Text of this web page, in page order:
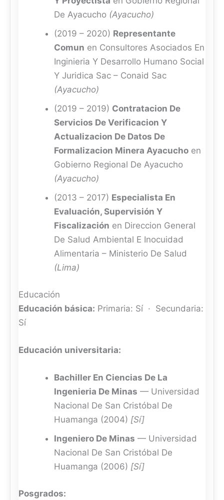
De Ayacucho (Ayacucho)
(2019 – 2020) Representante
Comun en Consultores Asociados En
Inginieria Y Desarrollo Humano Social
Y Juridica Sac – Conaid Sac
(Ayacucho)
(2019 – 2019) Contratacion De
Servicios De Verificacion Y
Actualizacion De Datos De
Formalizacion Minera Ayacucho en
Gobierno Regional De Ayacucho
(Ayacucho)
(2013 – 2017) Especialista En
Evaluación, Supervisión Y
Fiscalización en Direccion General
De Salud Ambiental E Inocuidad
Alimentaria – Ministerio De Salud
(Lima)
Educación
Educación básica: Primaria: Sí · Secundaria:
Sí
Educación universitaria:
Bachiller En Ciencias De La
Ingenieria De Minas — Universidad
Nacional De San Cristóbal De
Huamanga (2004) [Sí]
Ingeniero De Minas — Universidad
Nacional De San Cristóbal De
Huamanga (2006) [Sí]
Posgrados: